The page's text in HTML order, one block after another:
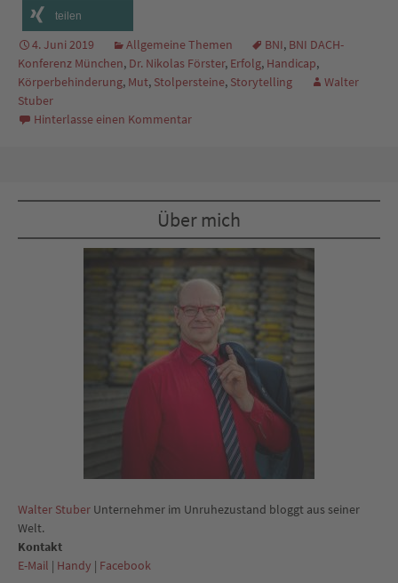
teilen
4. Juni 2019 Allgemeine Themen BNI, BNI DACH-
Konferenz München, Dr. Nikolas Förster, Erfolg, Handicap,
Körperbehinderung, Mut, Stolpersteine, Storytelling
Walter
Stuber
Hinterlasse einen Kommentar
Über mich
Walter Stuber Unternehmer im Unruhezustand bloggt aus seiner
Welt.
Kontakt
E-Mail | Handy | Facebook